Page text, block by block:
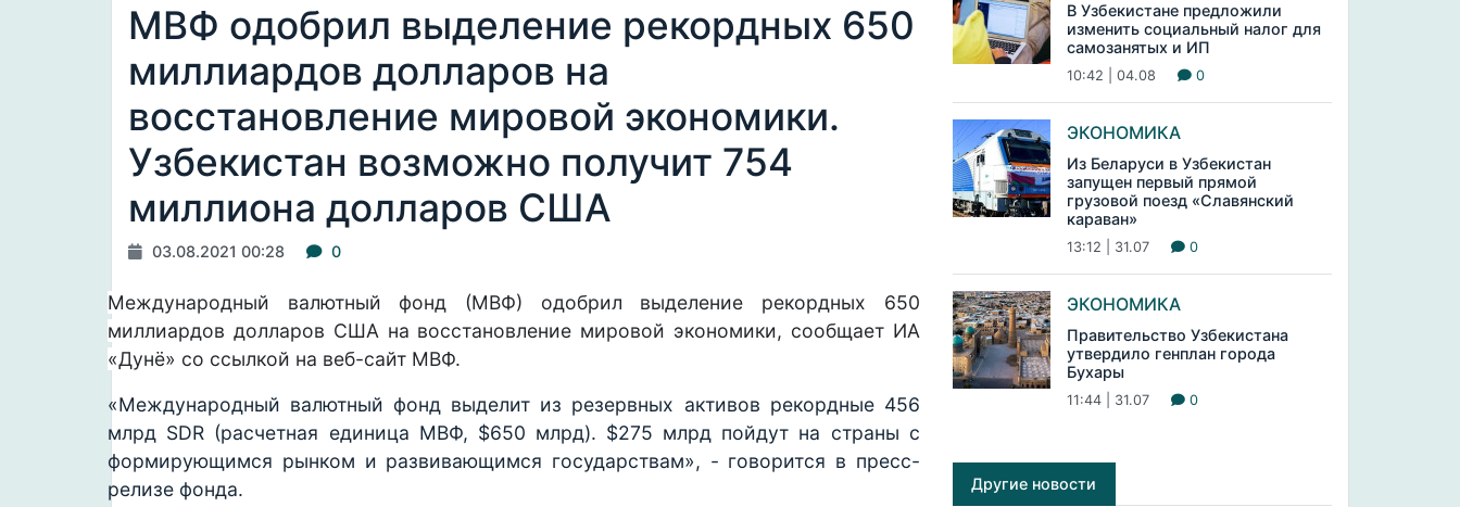
МВФ одобрил выделение рекордных 650
миллиардов долларов на
восстановление мировой экономики.
Узбекистан возможно получит 754
миллиона долларов США
03.08.2021 00:28 0
Международный валютный фонд (МВФ) одобрил выделение рекордных 650
миллиардов долларов США на восстановление мировой экономики, сообщает ИА
«Дунё» со ссылкой на веб-сайт МВФ.
«Международный валютный фонд выделит из резервных активов рекордные 456
млрд SDR (расчетная единица МВФ, $650 млрд). $275 млрд пойдут на страны с
формирующимся рынком и развивающимся государствам», - говорится в пресс-
релизе фонда.
В Узбекистане предложили
изменить социальный налог для
самозанятых и ИП
10:42 | 04.08 0
ЭКОНОМИКА
Из Беларуси в Узбекистан
запущен первый прямой
грузовой поезд «Славянский
караван»
13:12 | 31.07 0
ЭКОНОМИКА
Правительство Узбекистана
утвердило генплан города
Бухары
11:44 | 31.07 0
Другие новости